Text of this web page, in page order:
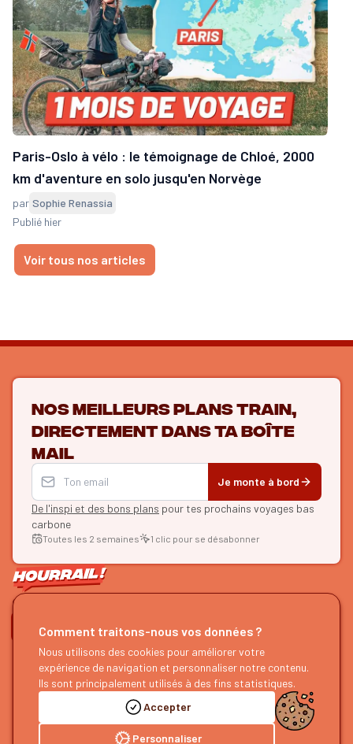
Paris-Oslo à vélo : le témoignage de Chloé, 2000
km d'aventure en solo jusqu'en Norvège
par Sophie Renassia
Publié hier
Voir tous nos articles
Nos meilleurs plans train,
directement dans ta boîte
mail
Je monte à bord
De l'inspi et des bons plans pour tes prochains voyages bas
carbone
Toutes les 2 semaines 1 clic pour se désabonner
ON SE SUIT ?
HOURRAIL !
À propos
Devenir partenaire
Nous faire un retour
EXPLORER
Recherche d'itinéraires
Nos guides
Notre blog
Notre podcast
Accepter
Personnaliser
Comment traitons-nous vos données ?
Nous utilisons des cookies pour améliorer votre
expérience de navigation et personnaliser notre contenu.
Ils sont principalement utilisés à des fins statistiques.